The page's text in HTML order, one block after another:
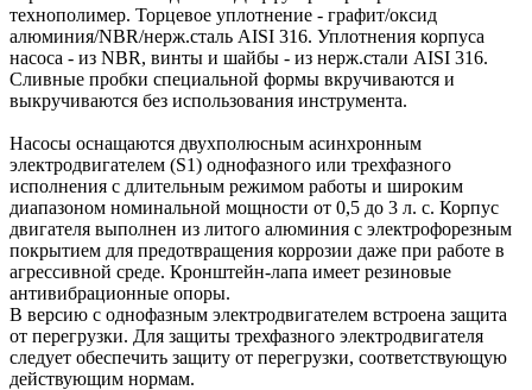
технополимер. Торцевое уплотнение - графит/оксид
алюминия/NBR/нерж.сталь AISI 316. Уплотнения корпуса
насоса - из NBR, винты и шайбы - из нерж.стали AISI 316.
Сливные пробки специальной формы вкручиваются и
выкручиваются без использования инструмента.
Насосы оснащаются двухполюсным асинхронным
электродвигателем (S1) однофазного или трехфазного
исполнения с длительным режимом работы и широким
диапазоном номинальной мощности от 0,5 до 3 л. с. Корпус
двигателя выполнен из литого алюминия с электрофорезным
покрытием для предотвращения коррозии даже при работе в
агрессивной среде. Кронштейн-лапа имеет резиновые
антивибрационные опоры.
В версию с однофазным электродвигателем встроена защита
от перегрузки. Для защиты трехфазного электродвигателя
следует обеспечить защиту от перегрузки, соответствующую
действующим нормам.